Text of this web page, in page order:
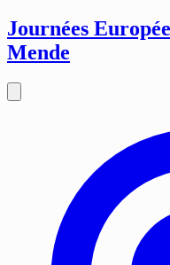
Journées
Mende